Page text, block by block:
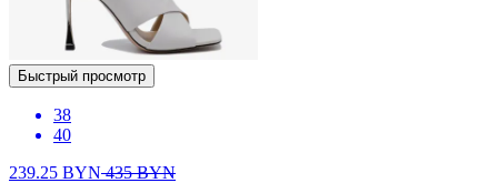
Быстрый просмотр
38
40
239.25 BYN435BYN